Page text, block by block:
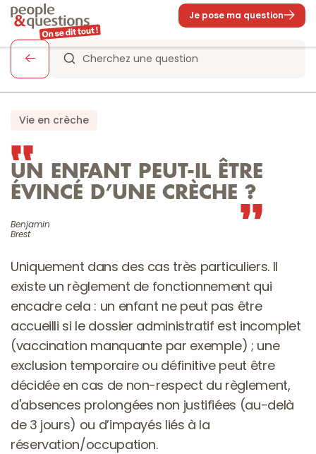
Je pose ma question
Cherchez une question
Vie en crèche
UN ENFANT PEUT-IL ÊTRE
ÉVINCÉ D’UNE CRÈCHE ?
Benjamin
Brest
Uniquement dans des cas très particuliers. Il
existe un règlement de fonctionnement qui
encadre cela : un enfant ne peut pas être
accueilli si le dossier administratif est incomplet
(vaccination manquante par exemple) ; une
exclusion temporaire ou définitive peut être
décidée en cas de non-respect du règlement,
d'absences prolongées non justifiées (au-delà
de 3 jours) ou d’impayés liés à la
réservation/occupation.